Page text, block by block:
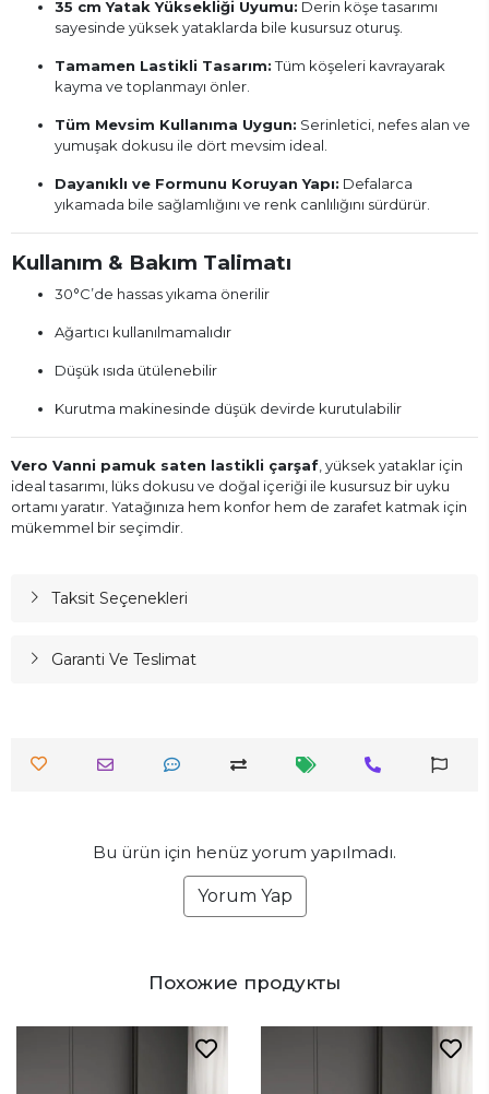
35 cm Yatak Yüksekliği Uyumu: Derin köşe tasarımı
sayesinde yüksek yataklarda bile kusursuz oturuş.
Tamamen Lastikli Tasarım:Tüm köşeleri kavrayarak
kayma ve toplanmayı önler.
Tüm Mevsim Kullanıma Uygun: Serinletici, nefes alan ve
yumuşak dokusu ile dört mevsim ideal.
Dayanıklı ve Formunu Koruyan Yapı: Defalarca
yıkamada bile sağlamlığını ve renk canlılığını sürdürür.
Kullanım & Bakım Talimatı
30°C’de hassas yıkama önerilir
Ağartıcı kullanılmamalıdır
Düşük ısıda ütülenebilir
Kurutma makinesinde düşük devirde kurutulabilir
Vero Vanni pamuk saten lastikli çarşaf , yüksek yataklar için
ideal tasarımı, lüks dokusu ve doğal içeriği ile kusursuz bir uyku
ortamı yaratır. Yatağınıza hem konfor hem de zarafet katmak için
mükemmel bir seçimdir.
Taksit Seçenekleri
Garanti Ve Teslimat
Bu ürün için henüz yorum yapılmadı.
Yorum Yap
Похожие продукты